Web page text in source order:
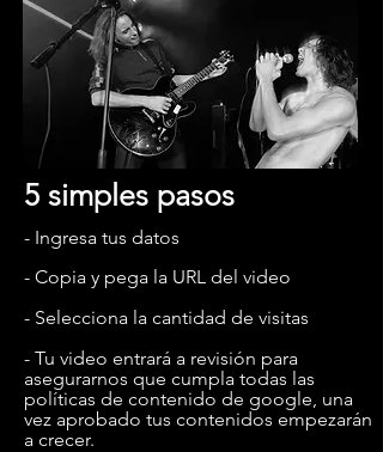
5 simples pasos
- Ingresa tus datos
- Copia y pega la URL del video
- Selecciona la cantidad de visitas
- Tu video entrará a revisión para
asegurarnos que cumpla todas las
políticas de contenido de google, una
vez aprobado tus contenidos empezarán
a crecer.